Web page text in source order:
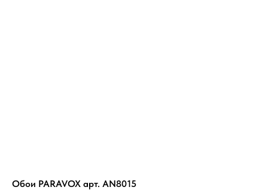
Обои PARAVOX арт. AN8015